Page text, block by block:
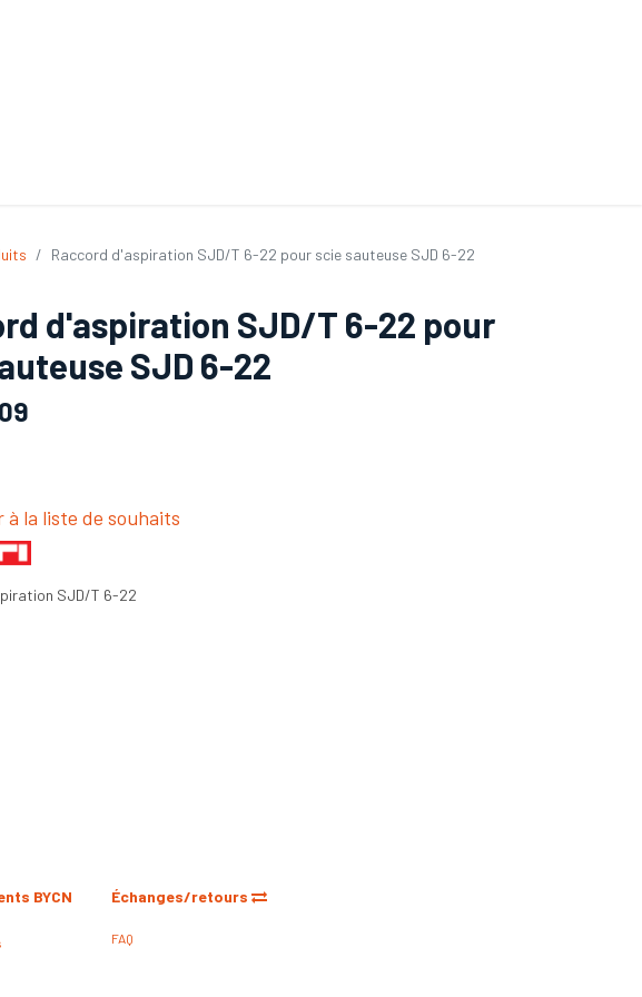
Raccord d'aspiration SJD/T 6-22 pour scie sauteuse SJD 6-22
d'aspiration SJD/T 6-22 pour
SJD 6-22
à la liste de souhaits
SJD/T 6-22
Échanges/retours
FAQ
BYCN